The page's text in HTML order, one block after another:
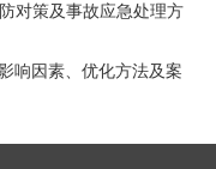
对策及事故应急处理方
响因素、优化方法及案